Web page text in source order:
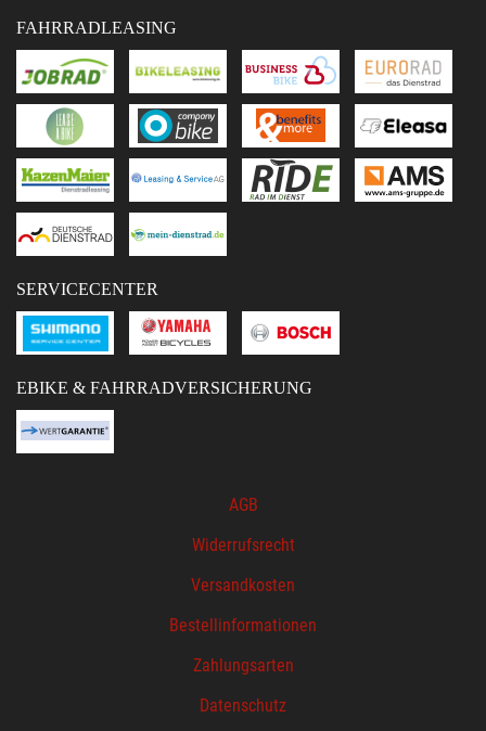
FAHRRADLEASING
SERVICECENTER
EBIKE & FAHRRADVERSICHERUNG
AGB
Widerrufsrecht
Versandkosten
Bestellinformationen
Zahlungsarten
Datenschutz